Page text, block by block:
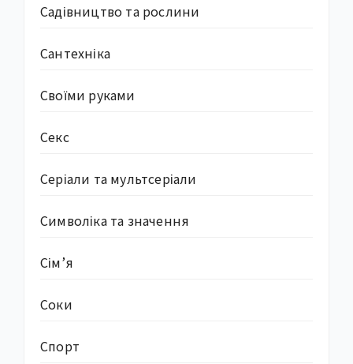
Садівництво та рослини
Сантехніка
Своїми руками
Секс
Серіали та мультсеріали
Символіка та значення
Сім’я
Соки
Спорт